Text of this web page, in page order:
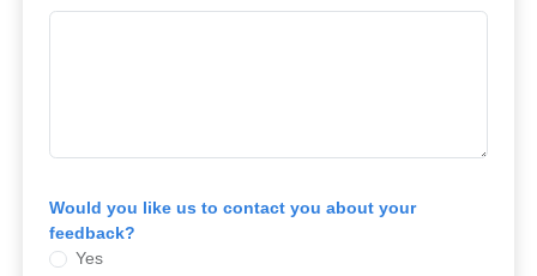
Would you like us to contact you about your
feedback?
Yes